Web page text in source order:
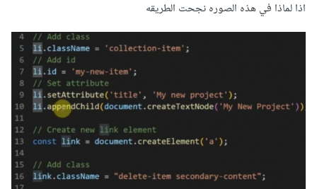
يمكنك ايضا طباعة محتوى ال HTML الخاص بالعنصر li لرؤية
a.innerHTML = `<p>mohammed is dev</ p>`
appendChild
لأن طباعة li مباشرة ستعطي كائنا عن الصنف HTMLLIElement
اذا لماذا في هذه الصوره نجحت الطريقه